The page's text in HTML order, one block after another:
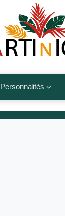
Personnalités
Artistes